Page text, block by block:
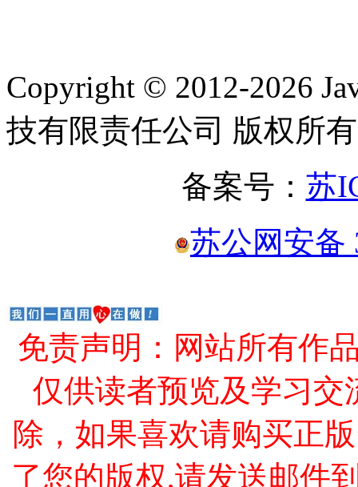
Copyright © 2012-2026
技有限责任公司 版权所有
备案号： 苏
苏公网安备
免责声明：网站所有作
仅供读者预览及学习交
除，如果喜欢请购买正
了您的版权,请发送邮件